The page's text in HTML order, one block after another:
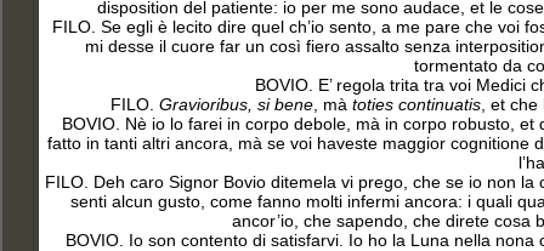
disposition del patiente: io per me sono audace, et le
FILO. Se egli è lecito dire quel ch’io sento, a me pare che voi
mi desse il cuore far un così fiero assalto senza
tormentato da
BOVIO. E’ regola trita tra voi Medici
FILO. Gravioribus, si bene, mà toties continuatis, et che
BOVIO. Nè io lo farei in corpo debole, mà in corpo robusto,
fatto in tanti altri ancora, mà se voi haveste maggior cognitione
FILO. Deh caro Signor Bovio ditemela vi prego, che se io non
senti alcun gusto, come fanno molti infermi ancora: i quali
ancor’io, che sapendo, che direte cosa
BOVIO. Io son contento di satisfarvi. Io ho la Luna nella